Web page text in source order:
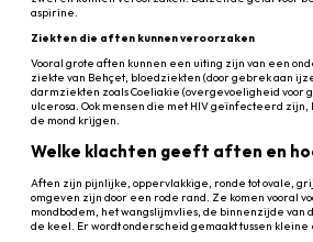
aspirine.
Ziekten die aften kunnen veroorzaken
Vooral grote aften kunnen een uiting zijn van een
ziekte van Behçet, bloedziekten (door gebrek aan
darmziekten zoals Coeliakie (overgevoeligheid voor
ulcerosa. Ook mensen die met HIV geïnfecteerd
de mond krijgen.
Welke klachten geeft aften en
Aften zijn pijnlijke, oppervlakkige, ronde tot ovale,
omgeven zijn door een rode rand. Ze komen vooral
mondbodem, het wangslijmvlies, de binnenzijde van
de keel. Er wordt onderscheid gemaakt tussen kleine